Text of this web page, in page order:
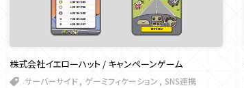
株式会社イエローハット / キャンペーンゲーム
サーバーサイド ゲーミフィケーション SNS連携